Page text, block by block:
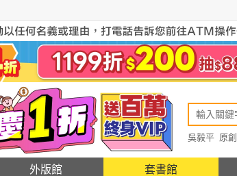
吳毅平 原創
外版館 套書館